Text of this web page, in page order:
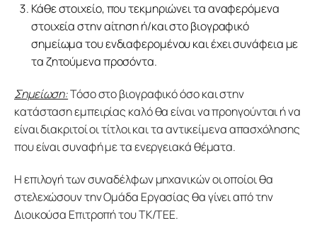
Κάθε στοιχείο, που τεκμηριώνει τα αναφερόμενα
στοιχεία στην αίτηση ή/και στο βιογραφικό
σημείωμα του ενδιαφερομένου και έχει συνάφεια με
τα ζητούμενα προσόντα.
Σημείωση: Τόσο στο βιογραφικό όσο και στην
κατάσταση εμπειρίας καλό θα είναι να προηγούνται ή να
είναι διακριτοί οι τίτλοι και τα αντικείμενα απασχόλησης
που είναι συναφή με τα ενεργειακά θέματα.
Η επιλογή των συναδέλφων μηχανικών οι οποίοι θα
στελεχώσουν την Ομάδα Εργασίας θα γίνει από την
Διοικούσα Επιτροπή του ΤΚ/ΤΕΕ.